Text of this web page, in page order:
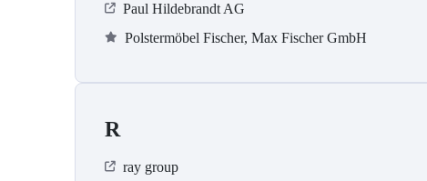
Paul Hildebrandt AG
Polstermöbel Fischer, Max Fischer GmbH
R
ray group